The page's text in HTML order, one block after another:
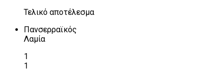
Τελικό αποτέλεσμα
Πανσερραϊκός
Λαμία
1
1